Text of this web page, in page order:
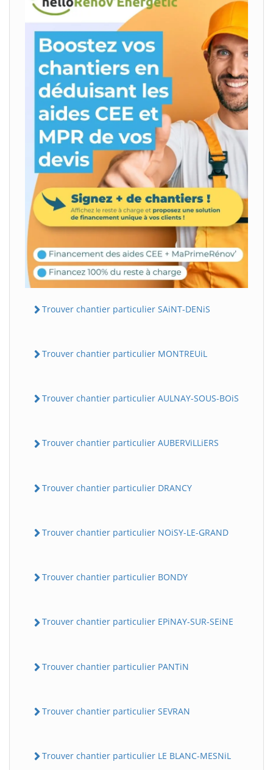
Trouver chantier particulier SAiNT-DENiS
Trouver chantier particulier MONTREUiL
Trouver chantier particulier AULNAY-SOUS-BOiS
Trouver chantier particulier AUBERViLLiERS
Trouver chantier particulier DRANCY
Trouver chantier particulier NOiSY-LE-GRAND
Trouver chantier particulier BONDY
Trouver chantier particulier EPiNAY-SUR-SEiNE
Trouver chantier particulier PANTiN
Trouver chantier particulier SEVRAN
Trouver chantier particulier LE BLANC-MESNiL